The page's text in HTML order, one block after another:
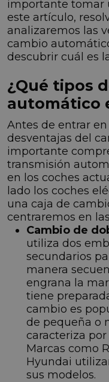
importante tomar
este artículo,
analizaremos las
cambio
descubrir cuál es
¿Qué tipos
automático
Antes de entrar
desventajas del
importante
transmisión
en los coches
lado los coches
una caja de
centraremos en
Cambio de
utiliza dos
secundarios
manera
engrana la
tiene
cambio es
de pequeña o
caracteriza
Marcas como
Hyundai
sus modelos.